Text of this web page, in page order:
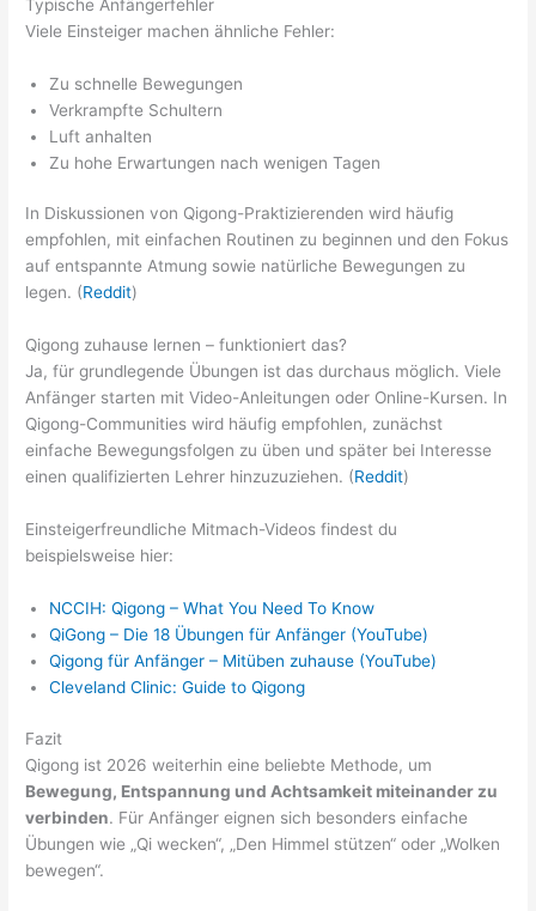
Typische Anfängerfehler
Viele Einsteiger machen ähnliche Fehler:
Zu schnelle Bewegungen
Verkrampfte Schultern
Luft anhalten
Zu hohe Erwartungen nach wenigen Tagen
In Diskussionen von Qigong-Praktizierenden wird häufig
empfohlen, mit einfachen Routinen zu beginnen und den Fokus
auf entspannte Atmung sowie natürliche Bewegungen zu
legen. (Reddit)
Qigong zuhause lernen – funktioniert das?
Ja, für grundlegende Übungen ist das durchaus möglich. Viele
Anfänger starten mit Video-Anleitungen oder Online-Kursen. In
Qigong-Communities wird häufig empfohlen, zunächst
einfache Bewegungsfolgen zu üben und später bei Interesse
einen qualifizierten Lehrer hinzuzuziehen. (Reddit)
Einsteigerfreundliche Mitmach-Videos findest du
beispielsweise hier:
NCCIH: Qigong – What You Need To Know
QiGong – Die 18 Übungen für Anfänger (YouTube)
Qigong für Anfänger – Mitüben zuhause (YouTube)
Cleveland Clinic: Guide to Qigong
Fazit
Qigong ist 2026 weiterhin eine beliebte Methode, um
Bewegung, Entspannung und Achtsamkeit miteinander zu
verbinden. Für Anfänger eignen sich besonders einfache
Übungen wie „Qi wecken“, „Den Himmel stützen“ oder „Wolken
bewegen“.